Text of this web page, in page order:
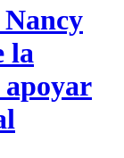
la
apoyar